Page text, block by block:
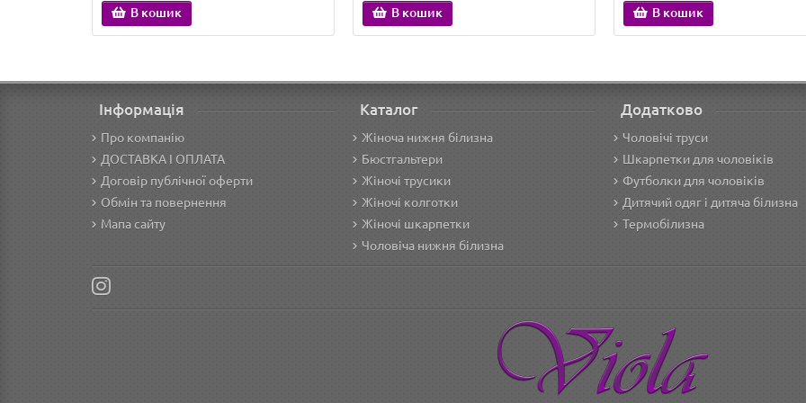
В кошик В кошик В кошик
Інформація
Про компанію
ДОСТАВКА І ОПЛАТА
Договір публічної оферти
Обмін та повернення
Мапа сайту
Каталог
Жіноча нижня білизна
Бюстгальтери
Жіночі трусики
Жіночі колготки
Жіночі шкарпетки
Чоловіча нижня білизна
Додатково
Чоловічі труси
Шкарпетки для чоловіків
Футболки для чоловіків
Дитячий одяг і дитяча білизна
Термобілизна